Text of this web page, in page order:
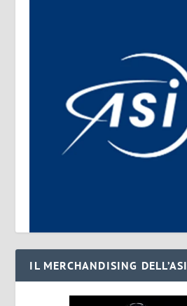
IL MERCHANDISING DELL’ASI